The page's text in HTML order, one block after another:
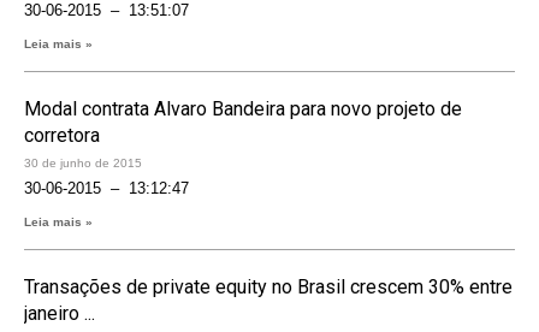
30-06-2015 – 13:51:07
Leia mais »
Modal contrata Alvaro Bandeira para novo projeto de
corretora
30 de junho de 2015
30-06-2015 – 13:12:47
Leia mais »
Transações de private equity no Brasil crescem 30% entre
janeiro ...